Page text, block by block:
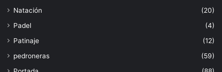
Natación
(20)
Padel
(4)
Patinaje
(12)
pedroneras
(59)